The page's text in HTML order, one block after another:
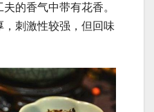
的香气中带有花香。
刺激性较强，但回味